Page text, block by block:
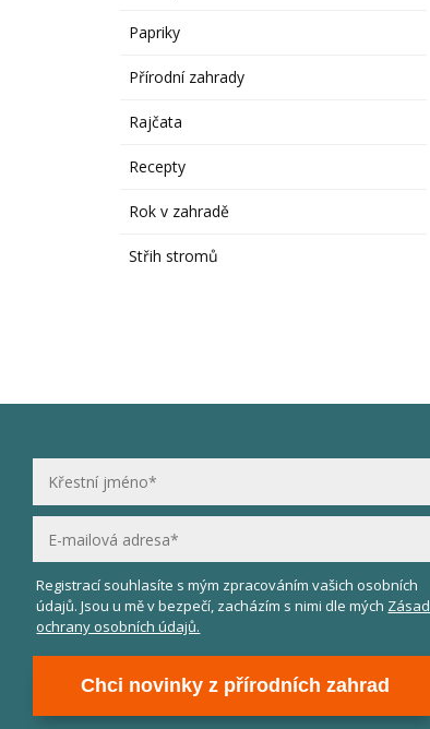
Papriky
Přírodní zahrady
Rajčata
Recepty
Rok v zahradě
Střih stromů
Registrací souhlasíte s mým zpracováním vašich osobních
údajů. Jsou u mě v bezpečí, zacházím s nimi dle mých Zásad
ochrany osobních údajů.
Chci novinky z přírodních zahrad